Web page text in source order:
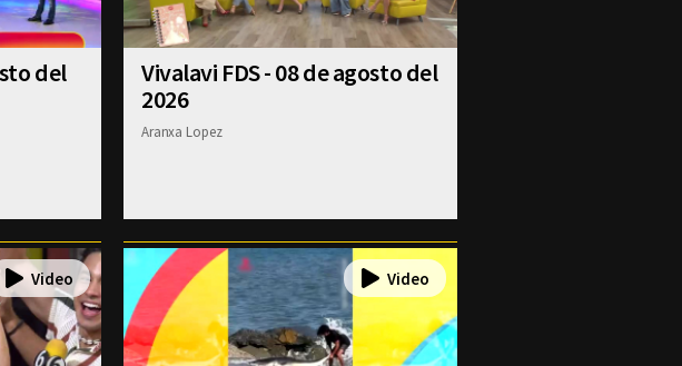
del
Vivalavi FDS - 08 de agosto del
2026
Aranxa Lopez